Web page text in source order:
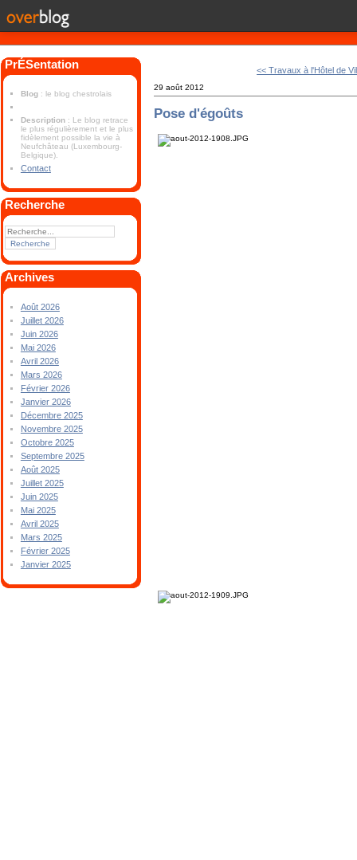
PrÉSentation
Blog : le blog chestrolais
Description : Le blog retrace
le plus régulièrement et le plus
fidèlement possible la vie à
Neufchâteau (Luxembourg-
Belgique).
Contact
Recherche
Archives
Août 2026
Juillet 2026
Juin 2026
Mai 2026
Avril 2026
Mars 2026
Février 2026
Janvier 2026
Décembre 2025
Novembre 2025
Octobre 2025
Septembre 2025
Août 2025
Juillet 2025
Juin 2025
Mai 2025
Avril 2025
Mars 2025
Février 2025
Janvier 2025
<< Travaux à l'Hôtel de
29 août 2012
Pose d'égoûts